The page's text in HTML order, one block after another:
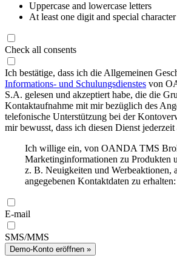
Uppercase and lowercase letters
At least one digit and special character
Check all consents
Ich bestätige, dass ich die Allgemeinen
Informations- und Schulungsdienstes von
S.A. gelesen und akzeptiert habe, die die
Kontaktaufnahme mit mir bezüglich des
telefonische Unterstützung bei der
mir bewusst, dass ich diesen Dienst jederzeit
Ich willige ein, von OANDA TMS
Marketinginformationen zu Produkten
z. B. Neuigkeiten und Werbeaktionen,
angegebenen Kontaktdaten zu erhalten:
E-mail
SMS/MMS
Demo-Konto eröffnen »